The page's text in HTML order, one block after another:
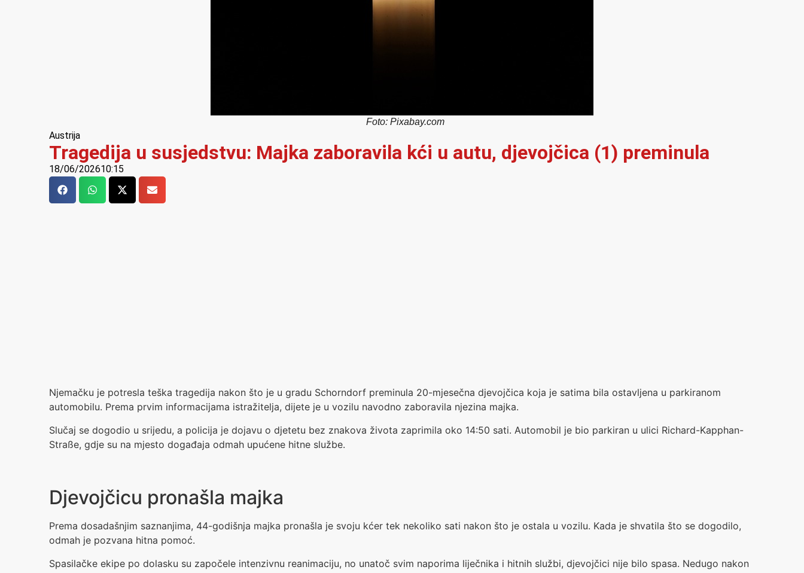
Foto: Pixabay.com
Austrija
Tragedija u susjedstvu: Majka zaboravila kći u autu, djevojčica (1) preminula
18/06/202610:15
Njemačku je potresla teška tragedija nakon što je u gradu Schorndorf preminula 20-mjesečna djevojčica koja je satima bila ostavljena u parkiranom
automobilu. Prema prvim informacijama istražitelja, dijete je u vozilu navodno zaboravila njezina majka.
Slučaj se dogodio u srijedu, a policija je dojavu o djetetu bez znakova života zaprimila oko 14:50 sati. Automobil je bio parkiran u ulici Richard-Kapphan-
Straße, gdje su na mjesto događaja odmah upućene hitne službe.
Djevojčicu pronašla majka
Prema dosadašnjim saznanjima, 44-godišnja majka pronašla je svoju kćer tek nekoliko sati nakon što je ostala u vozilu. Kada je shvatila što se dogodilo,
odmah je pozvana hitna pomoć.
Spasilačke ekipe po dolasku su započele intenzivnu reanimaciju, no unatoč svim naporima liječnika i hitnih službi, djevojčici nije bilo spasa. Nedugo nakon